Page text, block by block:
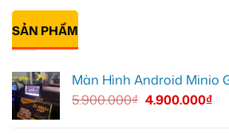
giới
hạn
Quận
12
Minio
Green
cho
Suzuki
Quận
Android
box
Geely
Quận
nâng
có
luận
ở
Chú
SẢN PHẨM
Màn Hình Android Minio
5.900.000₫ 4.900.000₫